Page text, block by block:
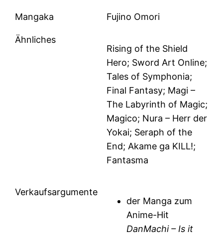
Mangaka Fujino Omori
Ähnliches
Rising of the Shield
Hero; Sword Art Online;
Tales of Symphonia;
Final Fantasy; Magi –
The Labyrinth of Magic;
Magico; Nura – Herr der
Yokai; Seraph of the
End; Akame ga KILL!;
Fantasma
Verkaufsargumente
der Manga zum
Anime-Hit
DanMachi – Is it